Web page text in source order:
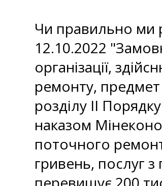
Чи правильно ми
12.10.2022
організації,
ремонту, предмет
розділу II
наказом
поточного
гривень, послуг